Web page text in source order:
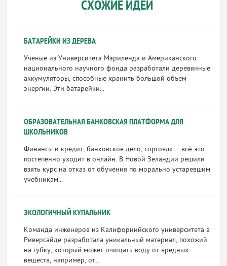
СХОЖИЕ ИДЕИ
БАТАРЕЙКИ ИЗ ДЕРЕВА
Ученые из Университета Мэриленда и Американского
национального научного фонда разработали деревянные
аккумуляторы, способные хранить большой объем
энергии. Эти батарейки...
ОБРАЗОВАТЕЛЬНАЯ БАНКОВСКАЯ ПЛАТФОРМА ДЛЯ
ШКОЛЬНИКОВ
Финансы и кредит, банковское дело, торговля – всё это
постепенно уходит в онлайн. В Новой Зеландии решили
взять курс на отказ от обучения по морально устаревшим
учебникам...
ЭКОЛОГИЧНЫЙ КУПАЛЬНИК
Команда инженеров из Калифорнийского университета в
Риверсайде разработала уникальный материал, похожий
на губку, который может очищать воду от вредных
веществ, например, от...